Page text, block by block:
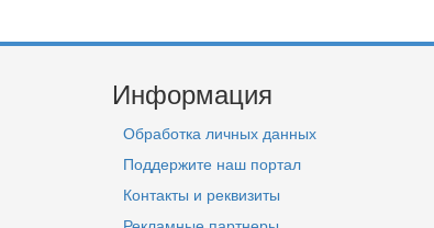
Информация
Обработка личных данных
Поддержите наш портал
Контакты и реквизиты